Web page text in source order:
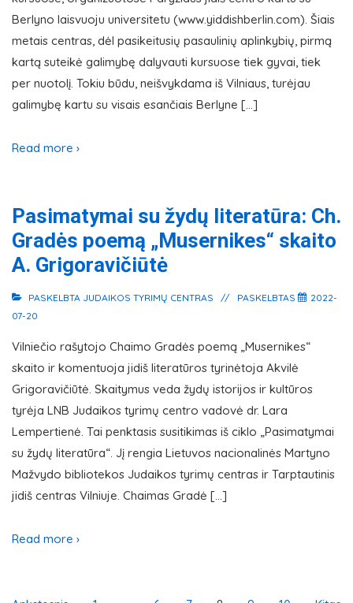
Berlyno laisvuoju universitetu (www.yiddishberlin.com). Šiais
metais centras, dėl pasikeitusių pasaulinių aplinkybių, pirmą
kartą suteikė galimybę dalyvauti kursuose tiek gyvai, tiek
per nuotolį. Tokiu būdu, neišvykdama iš Vilniaus, turėjau
galimybę kartu su visais esančiais Berlyne […]
Read more ›
Pasimatymai su žydų literatūra: Ch.
Gradės poemą „Musernikes“ skaito
A. Grigoravičiūtė
PASKELBTA JUDAIKOS TYRIMŲ CENTRAS PASKELBTAS
2022-
07-20
Vilniečio rašytojo Chaimo Gradės poemą „Musernikes“
skaito ir komentuoja jidiš literatūros tyrinėtoja Akvilė
Grigoravičiūtė. Skaitymus veda žydų istorijos ir kultūros
tyrėja LNB Judaikos tyrimų centro vadovė dr. Lara
Lempertienė. Tai penktasis susitikimas iš ciklo „Pasimatymai
su žydų literatūra“. Jį rengia Lietuvos nacionalinės Martyno
Mažvydo bibliotekos Judaikos tyrimų centras ir Tarptautinis
jidiš centras Vilniuje. Chaimas Gradė […]
Read more ›